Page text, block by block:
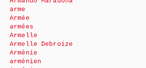
arme
Armée
armées
Armelle
Armelle Debroize
Arménie
arménien